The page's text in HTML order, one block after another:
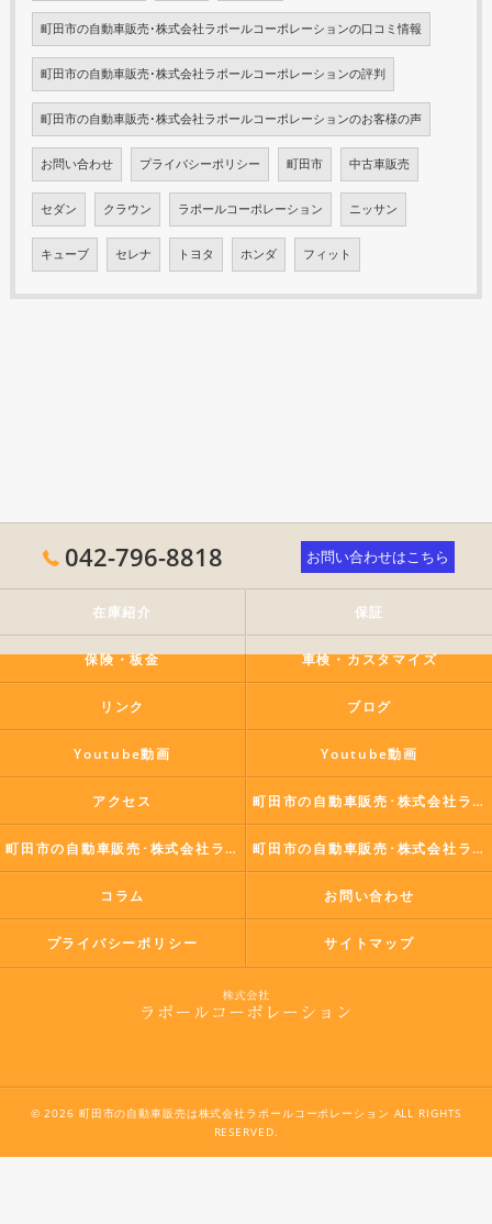
町田市の自動車販売･株式会社ラポールコーポレーションの口コミ情報
町田市の自動車販売･株式会社ラポールコーポレーションの評判
町田市の自動車販売･株式会社ラポールコーポレーションのお客様の声
お問い合わせ プライバシーポリシー 町田市 中古車販売
セダン クラウン ラポールコーポレーション ニッサン
キューブ セレナ トヨタ ホンダ フィット
042-796-8818 お問い合わせはこちら
在庫紹介 保証
保険・板金 車検・カスタマイズ
リンク ブログ
Youtube動画 Youtube動画
アクセス 町田市の自動車販売･株式会社ラポールコーポレーションの口コミ情報
町田市の自動車販売･株式会社ラポールコーポレーションの評判 町田市の自動車販売･株式会社ラポールコーポレーションのお客様の声
コラム お問い合わせ
プライバシーポリシー サイトマップ
© 2026 町田市の自動車販売は株式会社ラポールコーポレーション ALL RIGHTS
RESERVED.